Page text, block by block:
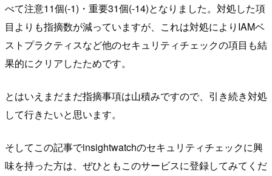
べて注意11個(-1)・重要31個(-14)となりました。対処した項
目よりも指摘数が減っていますが、これは対処によりIAMベ
ストプラクティスなど他のセキュリティチェックの項目も結
果的にクリアしたためです。
とはいえまだまだ指摘事項は山積みですので、引き続き対処
して行きたいと思います。
そしてこの記事でinsightwatchのセキュリティチェックに興
味を持った方は、ぜひともこのサービスに登録してみてくだ